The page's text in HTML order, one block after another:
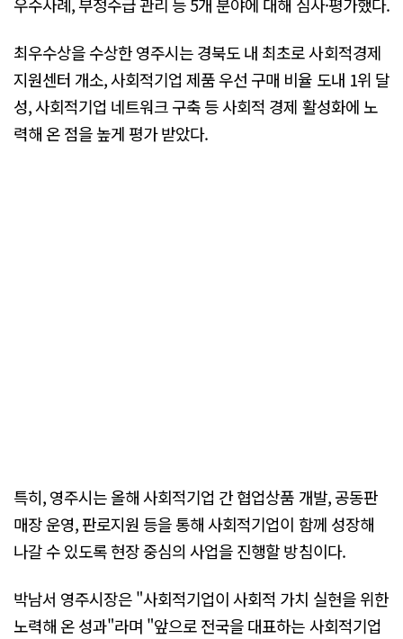
최우수상을 수상한 영주시는 경북도 내 최초로 사회적경제
지원센터 개소, 사회적기업 제품 우선 구매 비율 도내 1위 달
성, 사회적기업 네트워크 구축 등 사회적 경제 활성화에 노
력해 온 점을 높게 평가 받았다.
특히, 영주시는 올해 사회적기업 간 협업상품 개발, 공동판
매장 운영, 판로지원 등을 통해 사회적기업이 함께 성장해
나갈 수 있도록 현장 중심의 사업을 진행할 방침이다.
박남서 영주시장은 "사회적기업이 사회적 가치 실현을 위한
노력해 온 성과"라며 "앞으로 전국을 대표하는 사회적기업